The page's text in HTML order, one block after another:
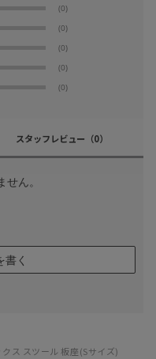
(0)
(0)
(0)
(0)
(0)
スタッフレビュー （0）
せん。
書く
クス スツール 板座(Sサイズ)